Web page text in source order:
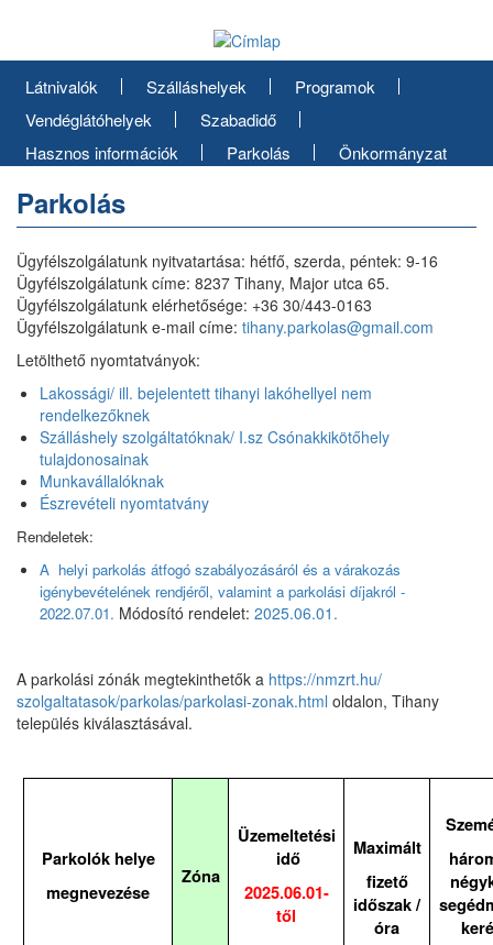
tartalomra
Látnivalók Szálláshelyek
Programok
Vendéglátóhelyek
Szabadidő
Hasznos információk
Parkolás Önkormányzat
Parkolás
Ügyfélszolgálatunk nyitvatartása: hétfő, szerda, péntek: 9-16
Ügyfélszolgálatunk címe: 8237 Tihany, Major utca 65.
Ügyfélszolgálatunk elérhetősége: +36 30/443-0163
Ügyfélszolgálatunk e-mail címe: tihany.parkolas@gmail.com
Letölthető nyomtatványok:
Lakossági/ ill. bejelentett tihanyi lakóhellyel nem
rendelkezőknek
Szálláshely szolgáltatóknak/ I.sz Csónakkikötőhely
tulajdonosainak
Munkavállalóknak
Észrevételi nyomtatvány
Rendeletek:
A helyi parkolás átfogó szabályozásáról és a várakozás
igénybevételének rendjéről, valamint a parkolási díjakról -
2022.07.01. Módosító rendelet: 2025.06.01.
A parkolási zónák megtekinthetők a https://nmzrt.hu/
szolgaltatasok/parkolas/parkolasi-zonak.html oldalon, Tihany
település kiválasztásával.
Parkolók helye
megnevezése
Zóna
Üzemeltetési
idő
2025.06.01-
től
Maximált
fizető
időszak /
óra